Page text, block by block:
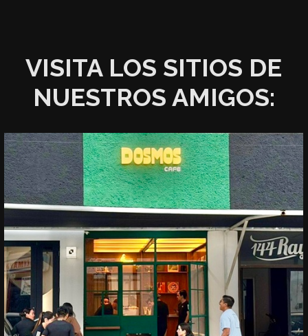
VISITA LOS SITIOS DE
NUESTROS AMIGOS: